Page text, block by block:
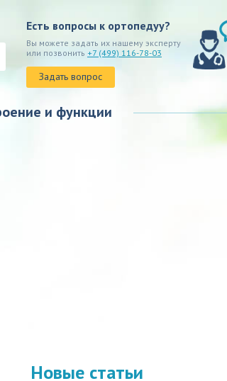
Есть вопросы к ортопедуу?
Вы можете задать их нашему эксперту
или позвонить +7 (499) 116-78-03
Задать вопрос
и функции
Новые статьи